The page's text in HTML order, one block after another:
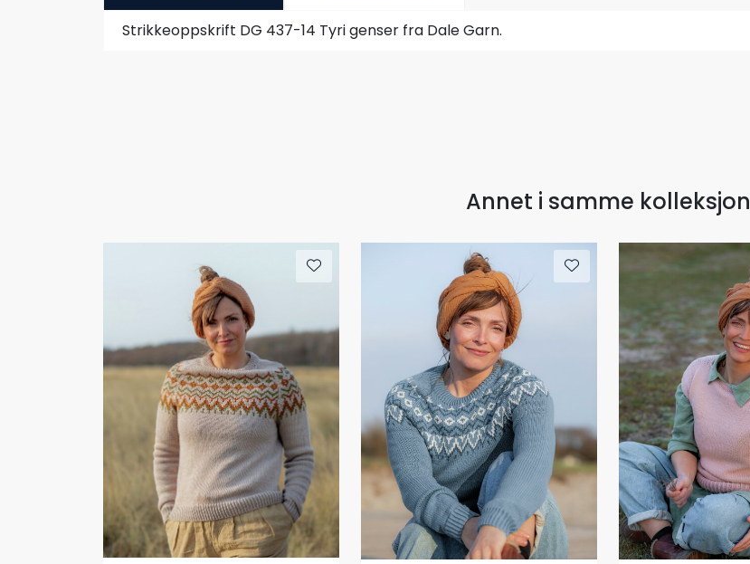
Strikkeoppskrift DG 437-14 Tyri genser fra Dale Garn.
Annet i samme kolleksjon